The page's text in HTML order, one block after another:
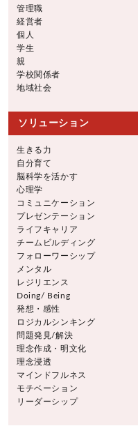
管理職
経営者
個人
学生
親
学校関係者
地域社会
ソリューション
生きる力
自分育て
脳科学を活かす
心理学
コミュニケーション
プレゼンテーション
ライフキャリア
チームビルディング
フォローワーシップ
メンタル
レジリエンス
Doing/ Being
発想・感性
ロジカルシンキング
問題発見/解決
理念作成・明文化
理念浸透
マインドフルネス
モチベーション
リーダーシップ